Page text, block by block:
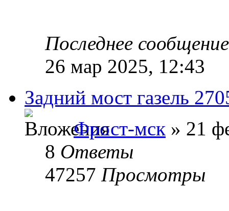
Последнее
26 мар 2025, 12:43
Задний мост газель
Фрост-мск » 21
8 Ответы
47257 Просмотры